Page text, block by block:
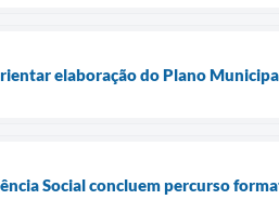
elaboração do Plano
Social concluem percurso